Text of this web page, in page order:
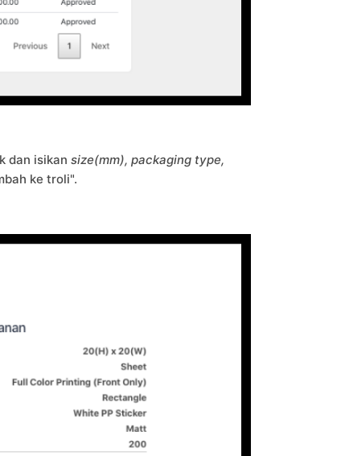
dan isikan size(mm), packaging type,
ke troli".